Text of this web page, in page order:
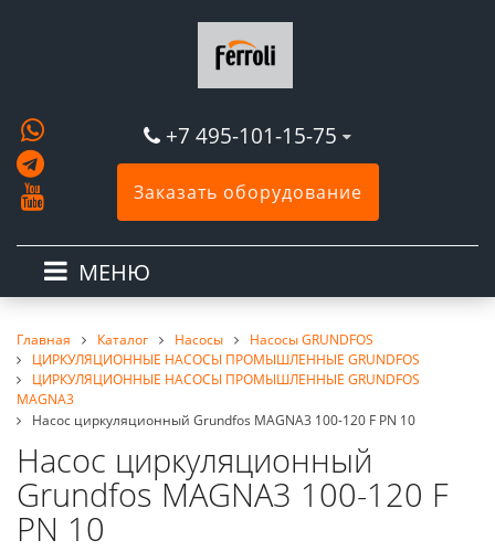
+7 495-101-15-75
Заказать оборудование
МЕНЮ
Главная Каталог Насосы
Насосы GRUNDFOS
ЦИРКУЛЯЦИОННЫЕ НАСОСЫ ПРОМЫШЛЕННЫЕ GRUNDFOS
ЦИРКУЛЯЦИОННЫЕ НАСОСЫ ПРОМЫШЛЕННЫЕ GRUNDFOS
MAGNA3
Насос циркуляционный Grundfos MAGNA3 100-120 F PN 10
Насос циркуляционный
Grundfos MAGNA3 100-120 F
PN 10